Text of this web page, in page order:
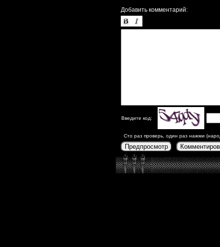
Добавить комментарий:
Введите код:
Сто раз проверь, один раз нажми
Предпросмотр